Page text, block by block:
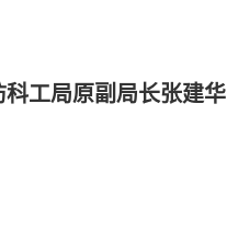
工局原副局长张建华